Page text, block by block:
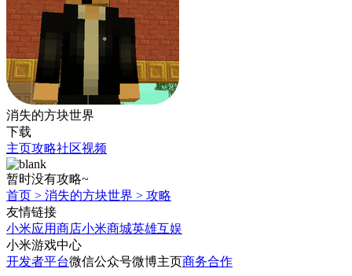
消失的方块世界
下载
主页攻略社区视频
暂时没有攻略~
首页 > 消失的方块世界 > 攻略
友情链接
小米应用商店小米商城英雄互娱
小米游戏中心
开发者平台微信公众号微博主页商务合作